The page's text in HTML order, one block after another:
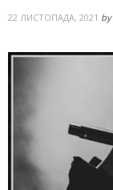
22 ЛИСТОПАДА, 2021 by